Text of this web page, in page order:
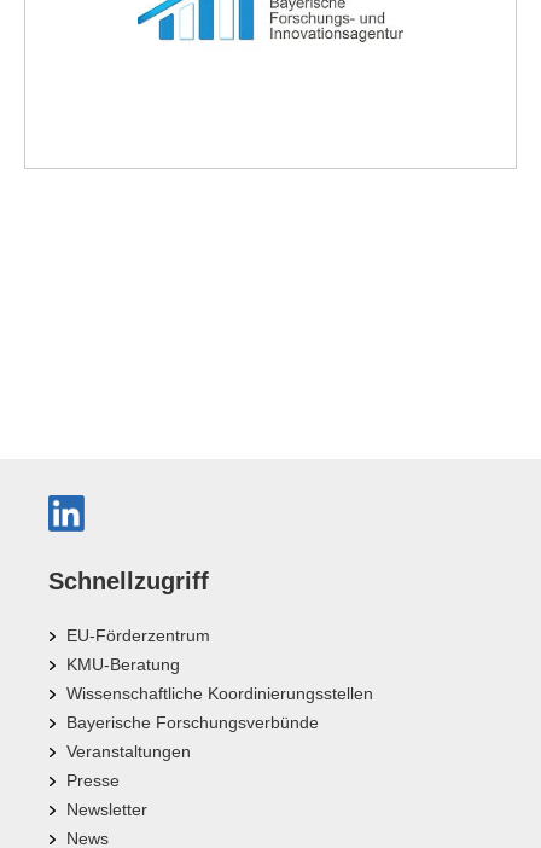
Schnellzugriff
EU-Förderzentrum
KMU-Beratung
Wissenschaftliche Koordinierungsstellen
Bayerische Forschungsverbünde
Veranstaltungen
Presse
Newsletter
News